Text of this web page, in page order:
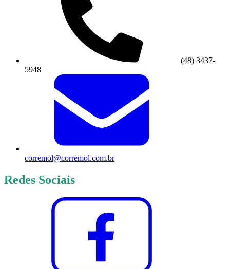
(48) 3437-
5948
corremol@corremol.com.br
Redes Sociais